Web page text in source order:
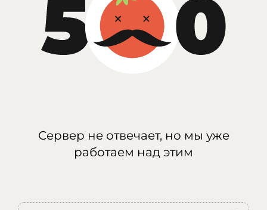
Сервер не отвечает, но мы уже
работаем над этим